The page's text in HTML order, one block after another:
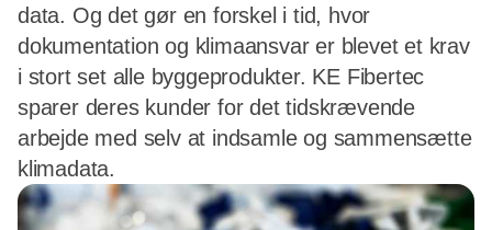
data. Og det gør en forskel i tid, hvor
dokumentation og klimaansvar er blevet et krav
i stort set alle byggeprodukter. KE Fibertec
sparer deres kunder for det tidskrævende
arbejde med selv at indsamle og sammensætte
klimadata.